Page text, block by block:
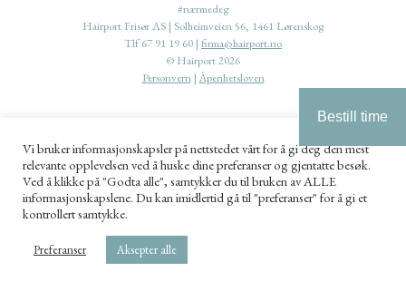
Bestill time
#nærmedeg
Hairport Frisør AS | Solheimveien 56, 1461 Lørenskog
Tlf 67 91 19 60 | firma@hairport.no
© Hairport 2026
Personvern| Åpenhetsloven
Vi bruker informasjonskapsler på nettstedet vårt for å gi deg den mest
relevante opplevelsen ved å huske dine preferanser og gjentatte besøk.
Ved å klikke på "Godta alle", samtykker du til bruken av ALLE
informasjonskapslene. Du kan imidlertid gå til "preferanser" for å gi et
kontrollert samtykke.
Preferanser Aksepter alle